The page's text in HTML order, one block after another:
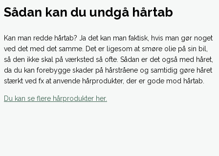
Sådan kan du undgå hårtab
Kan man redde hårtab? Ja det kan man faktisk, hvis man gør noget
ved det med det samme. Det er ligesom at smøre olie på sin bil,
så den ikke skal på værksted så ofte. Sådan er det også med håret,
da du kan forebygge skader på hårstråene og samtidig gøre håret
stærkt ved fx at anvende hårprodukter, der er gode mod hårtab.
Du kan se flere hårprodukter her.